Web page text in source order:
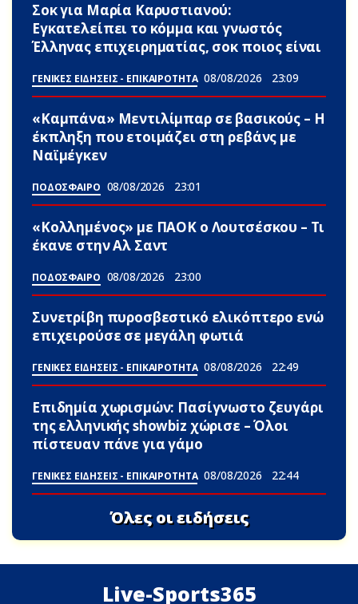
Σoκ για Μαρία Καρυστιανού:
Εγκατελείπει το κόμμα και γνωστός
Έλληνας επιχειρηματίας, σoκ ποιος είναι
ΓΕΝΙΚΕΣ ΕΙΔΗΣΕΙΣ - ΕΠΙΚΑΙΡΟΤΗΤΑ 08/08/2026 23:09
«Καμπάνα» Μεντιλίμπαρ σε βασικούς – Η
έκπληξη που ετοιμάζει στη ρεβάνς με
Ναϊμέγκεν
ΠΟΔΟΣΦΑΙΡΟ 08/08/2026 23:01
«Κολλημένος» με ΠΑΟΚ ο Λουτσέσκου – Τι
έκανε στην Αλ Σαντ
ΠΟΔΟΣΦΑΙΡΟ 08/08/2026 23:00
Συνετρίβη πυροσβεστικό ελικόπτερο ενώ
επιχειρούσε σε μεγάλη φωτιά
ΓΕΝΙΚΕΣ ΕΙΔΗΣΕΙΣ - ΕΠΙΚΑΙΡΟΤΗΤΑ 08/08/2026 22:49
Επιδημία χωρισμών: Πασίγνωστο ζευγάρι
της ελληνικής showbiz χώρισε – Όλοι
πίστευαν πάνε για γάμο
ΓΕΝΙΚΕΣ ΕΙΔΗΣΕΙΣ - ΕΠΙΚΑΙΡΟΤΗΤΑ 08/08/2026 22:44
Όλες οι ειδήσεις
Live-Sports365